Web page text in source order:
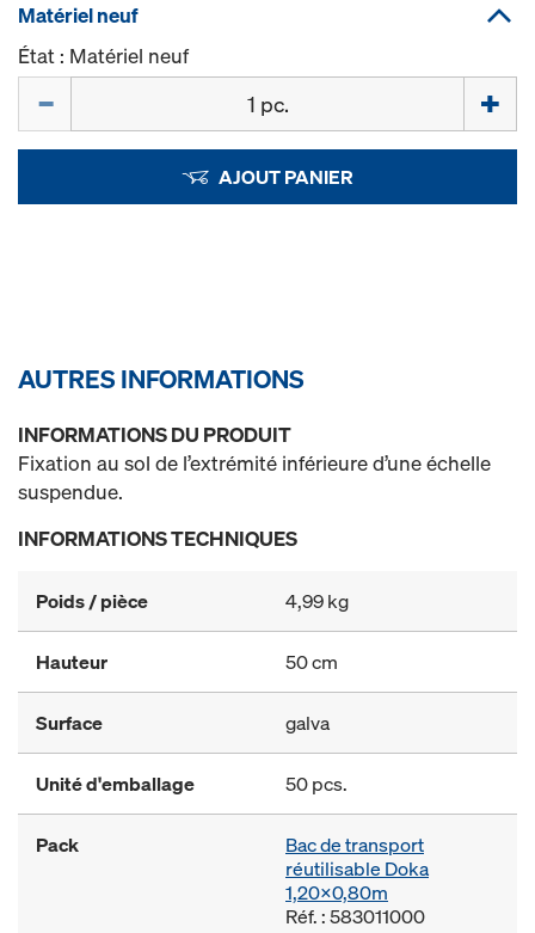
Matériel neuf
État : Matériel neuf
AJOUT PANIER
AUTRES INFORMATIONS
INFORMATIONS DU PRODUIT
Fixation au sol de l’extrémité inférieure d’une échelle
suspendue.
INFORMATIONS TECHNIQUES
Poids / pièce 4,99 kg
Hauteur 50 cm
Surface galva
Unité d'emballage 50 pcs.
Pack
Bac de transport
réutilisable Doka
1,20x0,80m
Réf. : 583011000